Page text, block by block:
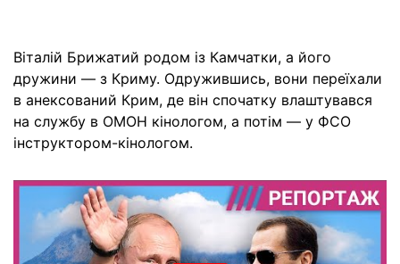
Віталій Брижатий родом із Камчатки, а його
дружини — з Криму. Одружившись, вони переїхали
в анексований Крим, де він спочатку влаштувався
на службу в ОМОН кінологом, а потім — у ФСО
інструктором-кінологом.